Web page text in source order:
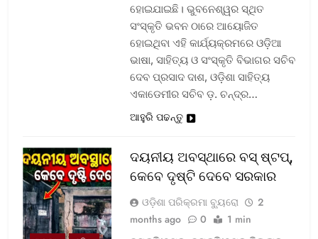
ହୋଇଯାଇଛି। ଭୁବନେଶ୍ୱର ସ୍ଥିତ
ସଂସ୍କୃତି ଭବନ ଠାରେ ଆୟୋଜିତ
ହୋଇଥିବା ଏହି କାର୍ଯ୍ୟକ୍ରମରେ ଓଡ଼ିଆ
ଭାଷା, ସାହିତ୍ୟ ଓ ସଂସ୍କୃତି ବିଭାଗର ସଚିବ
ଦେବ ପ୍ରସାଦ ଦାଶ, ଓଡ଼ିଶା ସାହିତ୍ୟ
ଏକାଡେମୀର ସଚିବ ଡ଼. ଚନ୍ଦ୍ର…
ଆହୁରି ପଢନ୍ତୁ
ଦୟନୀୟ ଅବସ୍ଥାରେ ବସ୍‌ ଷ୍ଟପ୍‌,
କେବେ ଦୃଷ୍ଟି ଦେବେ ସରକାର
ଓଡ଼ିଶା ପରିକ୍ରମା ବ୍ୟୁରୋ
2
months ago
0 1 min